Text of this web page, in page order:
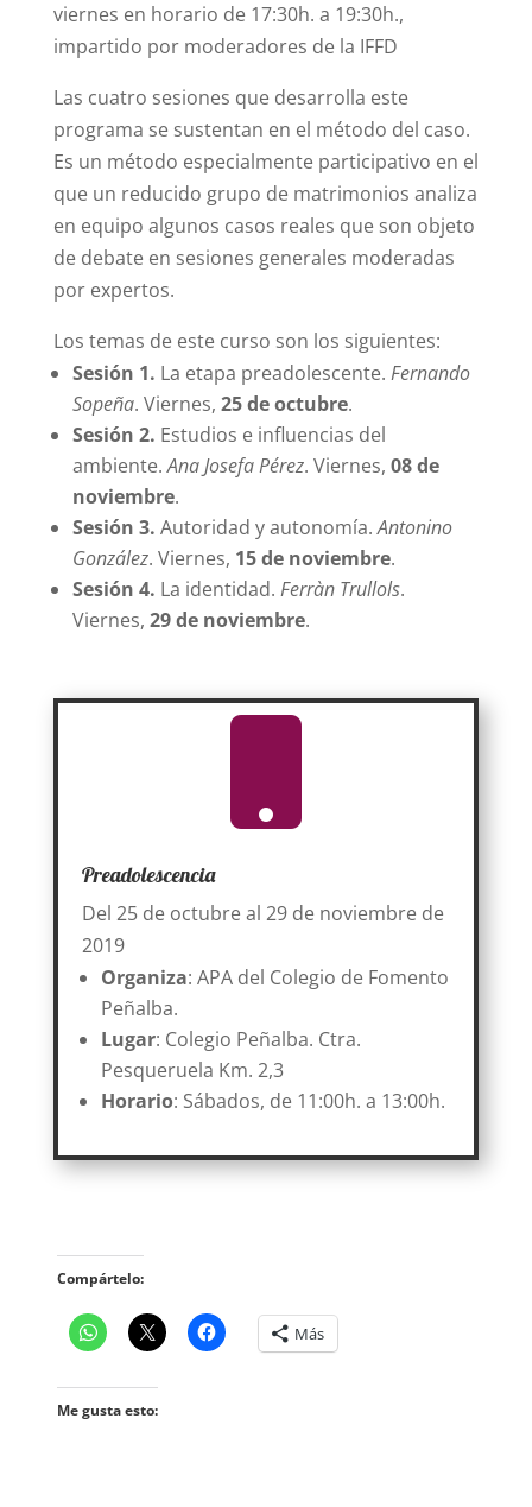
viernes en horario de 17:30h. a 19:30h.,
impartido por moderadores de la IFFD
Las cuatro sesiones que desarrolla este
programa se sustentan en el método del caso.
Es un método especialmente participativo en el
que un reducido grupo de matrimonios analiza
en equipo algunos casos reales que son objeto
de debate en sesiones generales moderadas
por expertos.
Los temas de este curso son los siguientes:
Sesión 1. La etapa preadolescente. Fernando
Sopeña. Viernes, 25 de octubre.
Sesión 2. Estudios e influencias del
ambiente.Ana Josefa Pérez. Viernes, 08 de
noviembre.
Sesión 3. Autoridad y autonomía.Antonino
González. Viernes, 15 de noviembre.
Sesión 4. La identidad. Ferràn Trullols.
Viernes, 29 de noviembre.
Preadolescencia
Del 25 de octubre al 29 de noviembre de
2019
Organiza: APA del Colegio de Fomento
Peñalba.
Lugar: Colegio Peñalba. Ctra.
Pesqueruela Km. 2,3
Horario: Sábados, de 11:00h. a 13:00h.
Compártelo:
Más
Me gusta esto: